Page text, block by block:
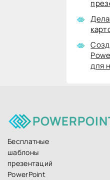
для
Бесплатные
шаблоны
презентаций
PowerPoint